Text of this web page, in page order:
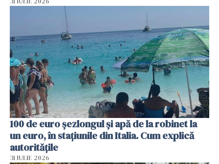
100 de euro șezlongul și apă de la robinet la
un euro, în stațiunile din Italia. Cum explică
autoritățile
31 IULIE 2026